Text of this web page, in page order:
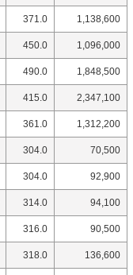
371.0 1,138,600
450.0 1,096,000
490.0 1,848,500
415.0 2,347,100
361.0 1,312,200
304.0 70,500
304.0 92,900
314.0 94,100
316.0 90,500
318.0 136,600